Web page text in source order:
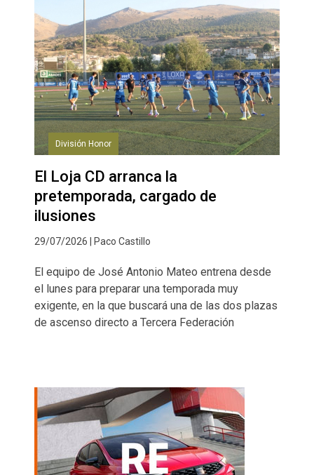
División Honor
El Loja CD arranca la
pretemporada, cargado de
ilusiones
29/07/2026 | Paco Castillo
El equipo de José Antonio Mateo entrena desde
el lunes para preparar una temporada muy
exigente, en la que buscará una de las dos plazas
de ascenso directo a Tercera Federación